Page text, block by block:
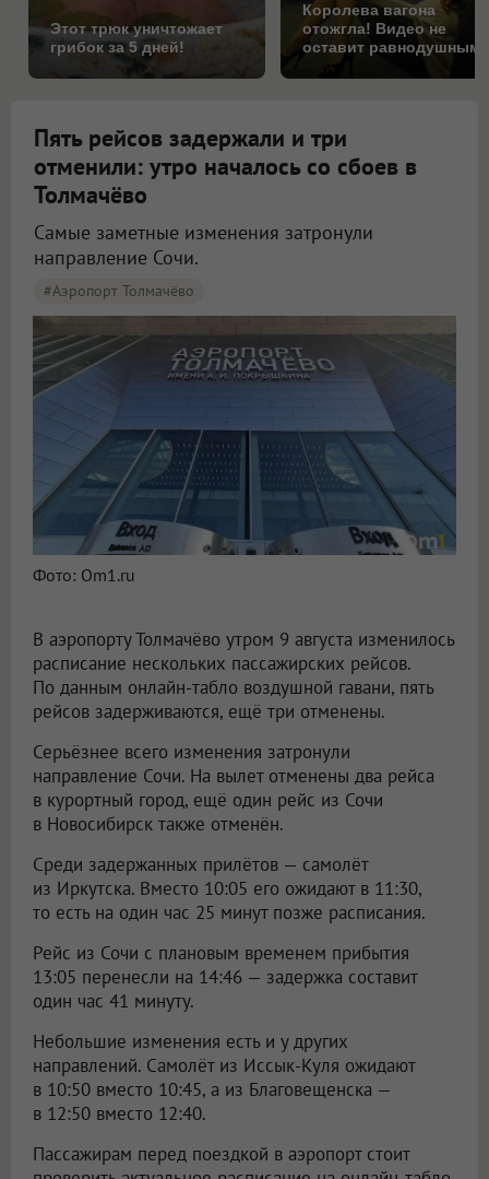
Этот трюк уничтожает
грибок за 5 дней!
Королева вагона
отожгла! Видео не
оставит равнодушным
Пять рейсов задержали и три
отменили: утро началось со сбоев в
Толмачёво
Самые заметные изменения затронули
направление Сочи.
#Аэропорт Толмачёво
Фото: Om1.ru
В аэропорту Толмачёво утром 9 августа изменилось
расписание нескольких пассажирских рейсов.
По данным онлайн-табло воздушной гавани, пять
рейсов задерживаются, ещё три отменены.
Серьёзнее всего изменения затронули
направление Сочи. На вылет отменены два рейса
в курортный город, ещё один рейс из Сочи
в Новосибирск также отменён.
Среди задержанных прилётов — самолёт
из Иркутска. Вместо 10:05 его ожидают в 11:30,
то есть на один час 25 минут позже расписания.
Рейс из Сочи с плановым временем прибытия
13:05 перенесли на 14:46 — задержка составит
один час 41 минуту.
Небольшие изменения есть и у других
направлений. Самолёт из Иссык-Куля ожидают
в 10:50 вместо 10:45, а из Благовещенска —
в 12:50 вместо 12:40.
Пассажирам перед поездкой в аэропорт стоит